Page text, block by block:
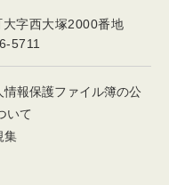
字西大塚2000番地
5711
情報保護ファイル簿の公
いて
集